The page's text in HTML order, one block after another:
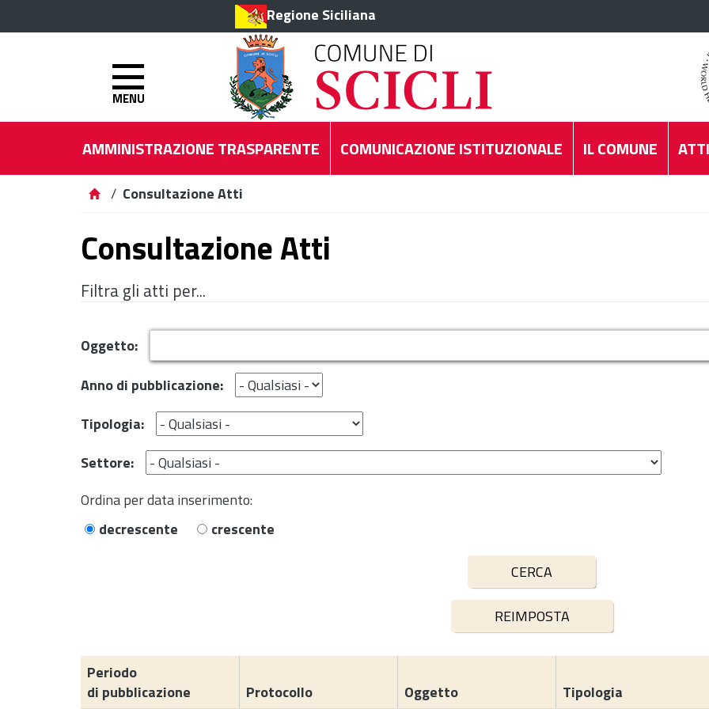
Regione Siciliana
MENU
AMMINISTRAZIONE TRASPARENTE COMUNICAZIONE ISTITUZIONALE IL COMUNE
/ Consultazione Atti
Consultazione Atti
Filtra gli atti per...
Oggetto:
Anno di pubblicazione:
Tipologia:
Settore:
Ordina per data inserimento:
decrescente
crescente
Periodo
di pubblicazione
Protocollo Oggetto Tipologia